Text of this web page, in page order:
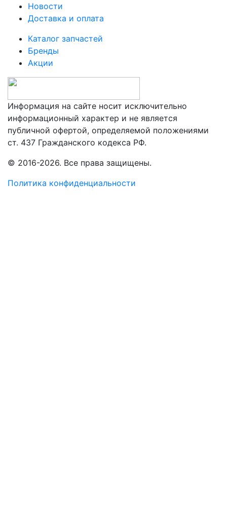
Информация на сайте носит исключительно
информационный характер и не является
публичной офертой, определяемой положениями
ст. 437 Гражданского кодекса РФ.
Новости
Доставка и оплата
Каталог запчастей
Бренды
Акции
© 2016-2026. Все права защищены.
Политика конфиденциальности